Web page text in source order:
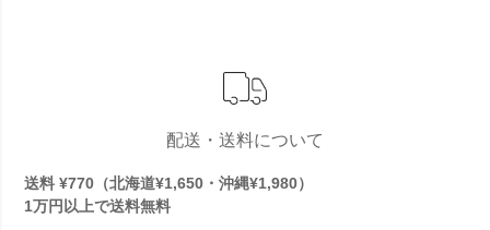
配送・送料について
送料 ¥770（北海道¥1,650・沖縄¥1,980）
1万円以上で送料無料